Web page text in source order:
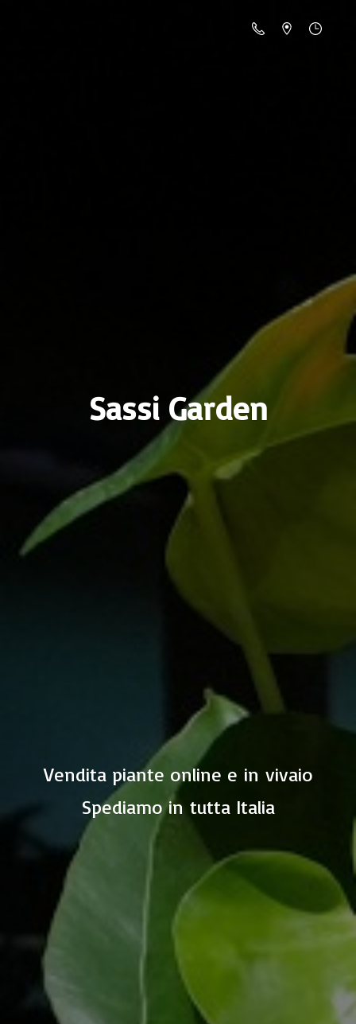
Sassi Garden
Vendita piante online e in vivaio
Spediamo in tutta Italia